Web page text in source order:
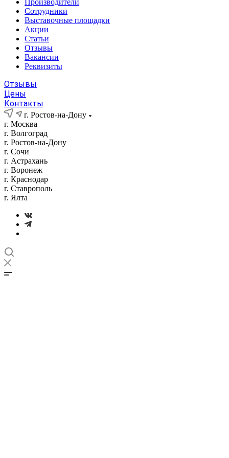
Производители
Сотрудники
Выставочные площадки
Акции
Статьи
Отзывы
Вакансии
Реквизиты
Отзывы
Цены
Контакты
г. Ростов-на-Дону
г. Москва
г. Волгоград
г. Ростов-на-Дону
г. Сочи
г. Астрахань
г. Воронеж
г. Краснодар
г. Ставрополь
г. Ялта